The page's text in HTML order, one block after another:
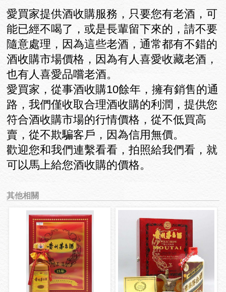
愛買家提供酒收購服務，只要您有老酒，可
能已經不喝了，或是長輩留下來的，請不要
隨意處理，因為這些老酒，通常都有不錯的
酒收購市場價格，因為有人喜愛收藏老酒，
也有人喜愛品嚐老酒。
愛買家，從事酒收購10餘年，擁有銷售的通
路，我們僅收取合理酒收購的利潤，提供您
符合酒收購市場的行情價格，從不低買高
賣，從不欺騙客戶，因為信用無價。
歡迎您和我們連繫看看，拍照給我們看，就
可以馬上給您酒收購的價格。
其他相關